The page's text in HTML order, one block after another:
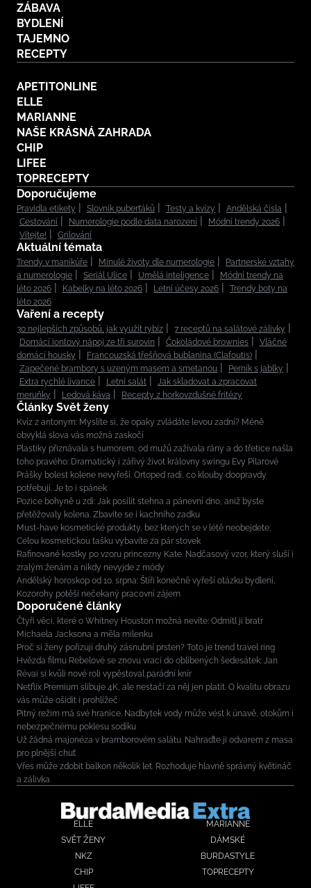
ZÁBAVA
BYDLENÍ
TAJEMNO
RECEPTY
APETITONLINE
ELLE
MARIANNE
NAŠE KRÁSNÁ ZAHRADA
CHIP
LIFEE
TOPRECEPTY
Doporučujeme
Pravidla etikety Slovník puberťáků Testy a kvízy
Andělská čísla
Cestování
Numerologie podle data narození
Módní trendy 2026
Vítejte!
Grilování
Aktuální témata
Trendy v manikúře Minulé životy dle numerologie
Partnerské vztahy
a numerologie
Seriál Ulice Umělá inteligence
Módní trendy na
léto 2026
Kabelky na léto 2026 Letní účesy 2026
Trendy boty na
léto 2026
Vaření a recepty
30 nejlepších způsobů, jak využít rybíz
7 receptů na salátové zálivky
Domácí iontový nápoj ze tří surovin
Čokoládové brownies
Vláčné
domácí housky
Francouzská třešňová bublanina (Clafoutis)
Zapečené brambory s uzeným masem a smetanou
Perník s jablky
Extra rychlé lívance
Letní salát
Jak skladovat a zpracovat
meruňky
Ledová káva Recepty z horkovzdušné fritézy
Články Svět ženy
Kvíz z antonym: Myslíte si, že opaky zvládáte levou zadní? Méně
obvyklá slova vás možná zaskočí
Plastiky přiznávala s humorem, od mužů zažívala rány a do třetice našla
toho pravého: Dramatický i zářivý život královny swingu Evy Pilarové
Prášky bolest kolene nevyřeší. Ortoped radí, co klouby doopravdy
potřebují. Je to i spánek
Pozice bohyně u zdi: Jak posílit stehna a pánevní dno, aniž byste
přetěžovaly kolena. Zbavíte se i kachního zadku
Must-have kosmetické produkty, bez kterých se v létě neobejdete:
Celou kosmetickou tašku vybavíte za pár stovek
Rafinované kostky po vzoru princezny Kate. Nadčasový vzor, který sluší i
zralým ženám a nikdy nevyjde z módy
Andělský horoskop od 10. srpna: Štíři konečně vyřeší otázku bydlení,
Kozorohy potěší nečekaný pracovní zájem
Doporučené články
Čtyři věci, které o Whitney Houston možná nevíte: Odmítl ji bratr
Michaela Jacksona a měla milenku
Proč si ženy pořizují druhý zásnubní prsten? Toto je trend travel ring
Hvězda filmu Rebelové se znovu vrací do oblíbených šedesátek: Jan
Révai si kvůli nové roli vypěstoval parádní knír
Netflix Premium slibuje 4K, ale nestačí za něj jen platit. O kvalitu obrazu
vás může ošidit i prohlížeč
Pitný režim má své hranice. Nadbytek vody může vést k únavě, otokům i
nebezpečnému poklesu sodíku
Už žádná majonéza v bramborovém salátu. Nahraďte ji odvarem z masa
pro plnější chuť
Vřes může zdobit balkon několik let. Rozhoduje hlavně správný květináč
a zálivka
ELLE
MARIANNE
SVĚT ŽENY
DÁMSKÉ
NKZ
BURDASTYLE
CHIP
TOPRECEPTY